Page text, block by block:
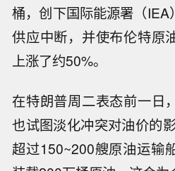
桶，创下国际能源署（
供应中断，并使布伦特原
上涨了约50%。
在特朗普周二表态前一日
也试图淡化冲突对油价的
超过150~200艘原油运输